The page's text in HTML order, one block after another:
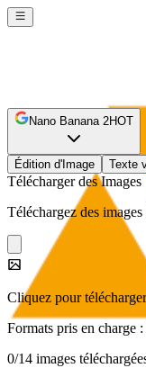
Nano Banana 2HOT
Édition d'Image Texte
Télécharger des Images
Téléchargez des
Cliquez pour
Formats pris en charge
0/14 images